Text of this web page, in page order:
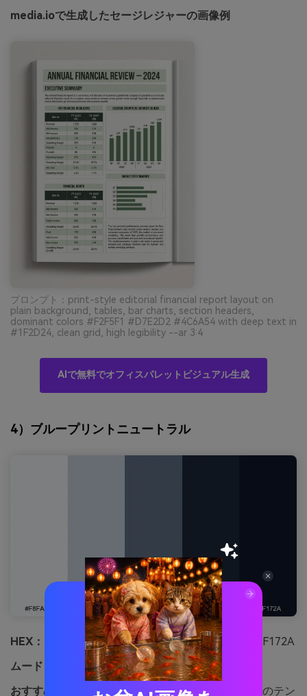
media.ioで生成したセージレジャーの画像例
プロンプト：print-style editorial financial report layout on
plain background, tables, bar charts, section headers,
dominant colors #F2F5F1 #D7E2D2 #4C6A54 with deep text in
#1F2D24, clean grid, high legibility --ar 3:4
AIで無料でオフィスパレットビジュアル生成
4）ブループリントニュートラル
HEX：
#F8FAFC #CBD5E1 #64748B #1E293B #0F172A
ムード：
精密、モダン、自信
おすすめ用途：
プレゼンテーションスライドデッキのテン